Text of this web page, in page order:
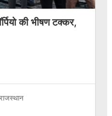
की भीषण टक्कर,
राजस्थान